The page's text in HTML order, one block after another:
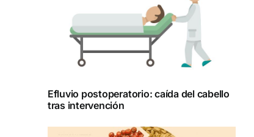
Efluvio postoperatorio: caída del cabello
tras intervención